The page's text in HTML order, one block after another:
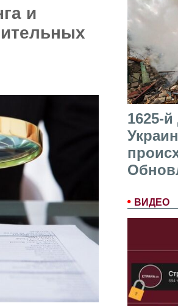
1625-
ВИДЕО
и